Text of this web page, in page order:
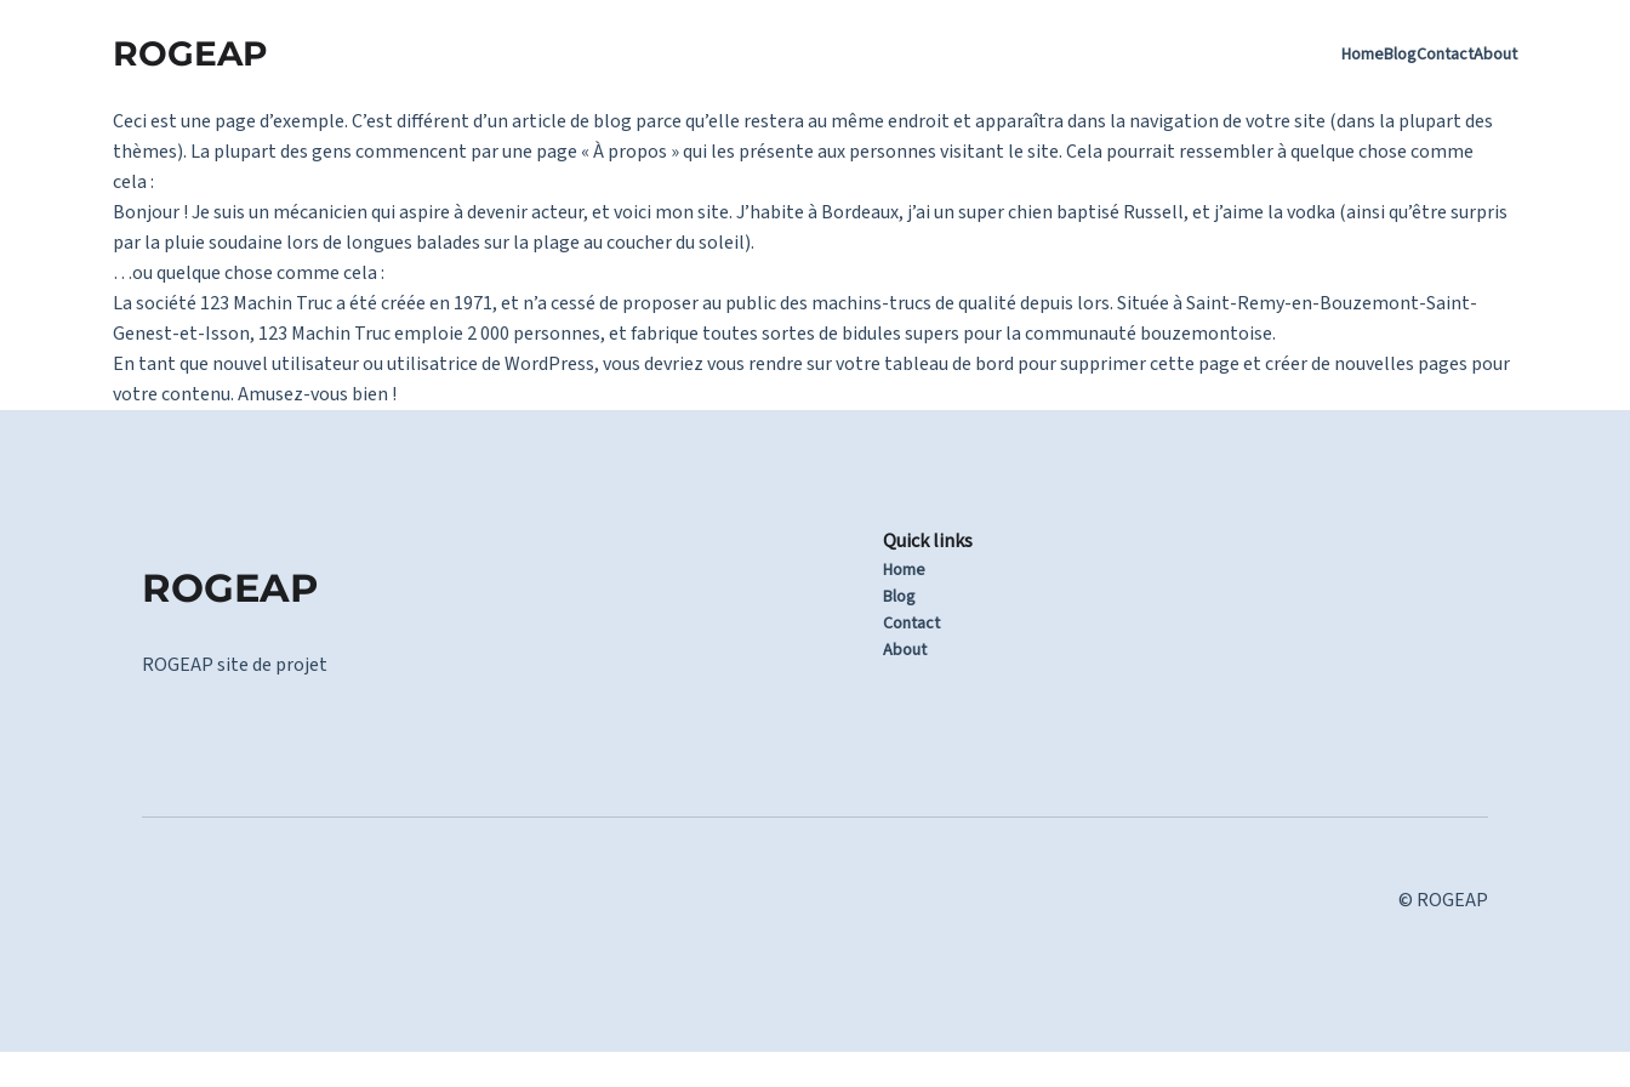
ROGEAP HomeBlogContactAbout
Ceci est une page d’exemple. C’est différent d’un article de blog parce qu’elle restera au même endroit et apparaîtra dans la navigation de votre site (dans la plupart des
thèmes). La plupart des gens commencent par une page « À propos » qui les présente aux personnes visitant le site. Cela pourrait ressembler à quelque chose comme
cela :
Bonjour ! Je suis un mécanicien qui aspire à devenir acteur, et voici mon site. J’habite à Bordeaux, j’ai un super chien baptisé Russell, et j’aime la vodka (ainsi qu’être surpris
par la pluie soudaine lors de longues balades sur la plage au coucher du soleil).
…ou quelque chose comme cela :
La société 123 Machin Truc a été créée en 1971, et n’a cessé de proposer au public des machins-trucs de qualité depuis lors. Située à Saint-Remy-en-Bouzemont-Saint-
Genest-et-Isson, 123 Machin Truc emploie 2 000 personnes, et fabrique toutes sortes de bidules supers pour la communauté bouzemontoise.
En tant que nouvel utilisateur ou utilisatrice de WordPress, vous devriez vous rendre survotre tableau de bord pour supprimer cette page et créer de nouvelles pages pour
votre contenu. Amusez-vous bien !
ROGEAP
ROGEAP site de projet
Quick links
Home
Blog
Contact
About
© ROGEAP